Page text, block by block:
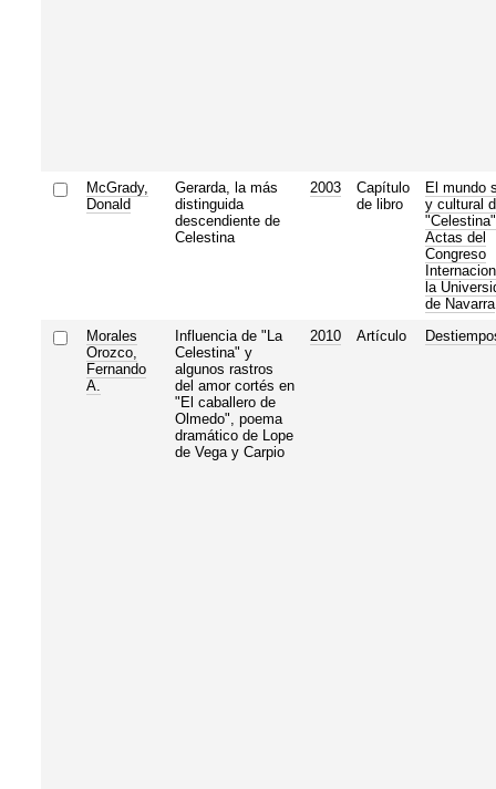
McGrady,
Donald
Gerarda, la más
distinguida
descendiente de
Celestina
2003
Capítulo
de libro
El mundo
y cultural
Actas del
Congreso
la
de Navarra
Morales
Orozco,
Fernando
A.
Influencia de "La
Celestina" y
algunos rastros
del amor cortés en
"El caballero de
Olmedo", poema
dramático de Lope
de Vega y Carpio
2010 Artículo